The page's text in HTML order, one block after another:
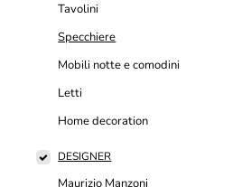
Tavolini
Specchiere
Mobili notte e comodini
Letti
Home decoration
DESIGNER
Maurizio Manzoni